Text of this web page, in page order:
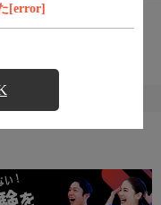
[error]